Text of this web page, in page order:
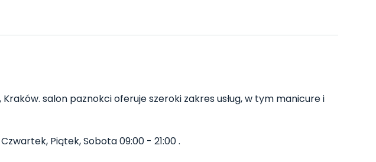
salon paznokci oferuje szeroki zakres usług, w tym manicure i
Piątek, Sobota 09:00 - 21:00 .